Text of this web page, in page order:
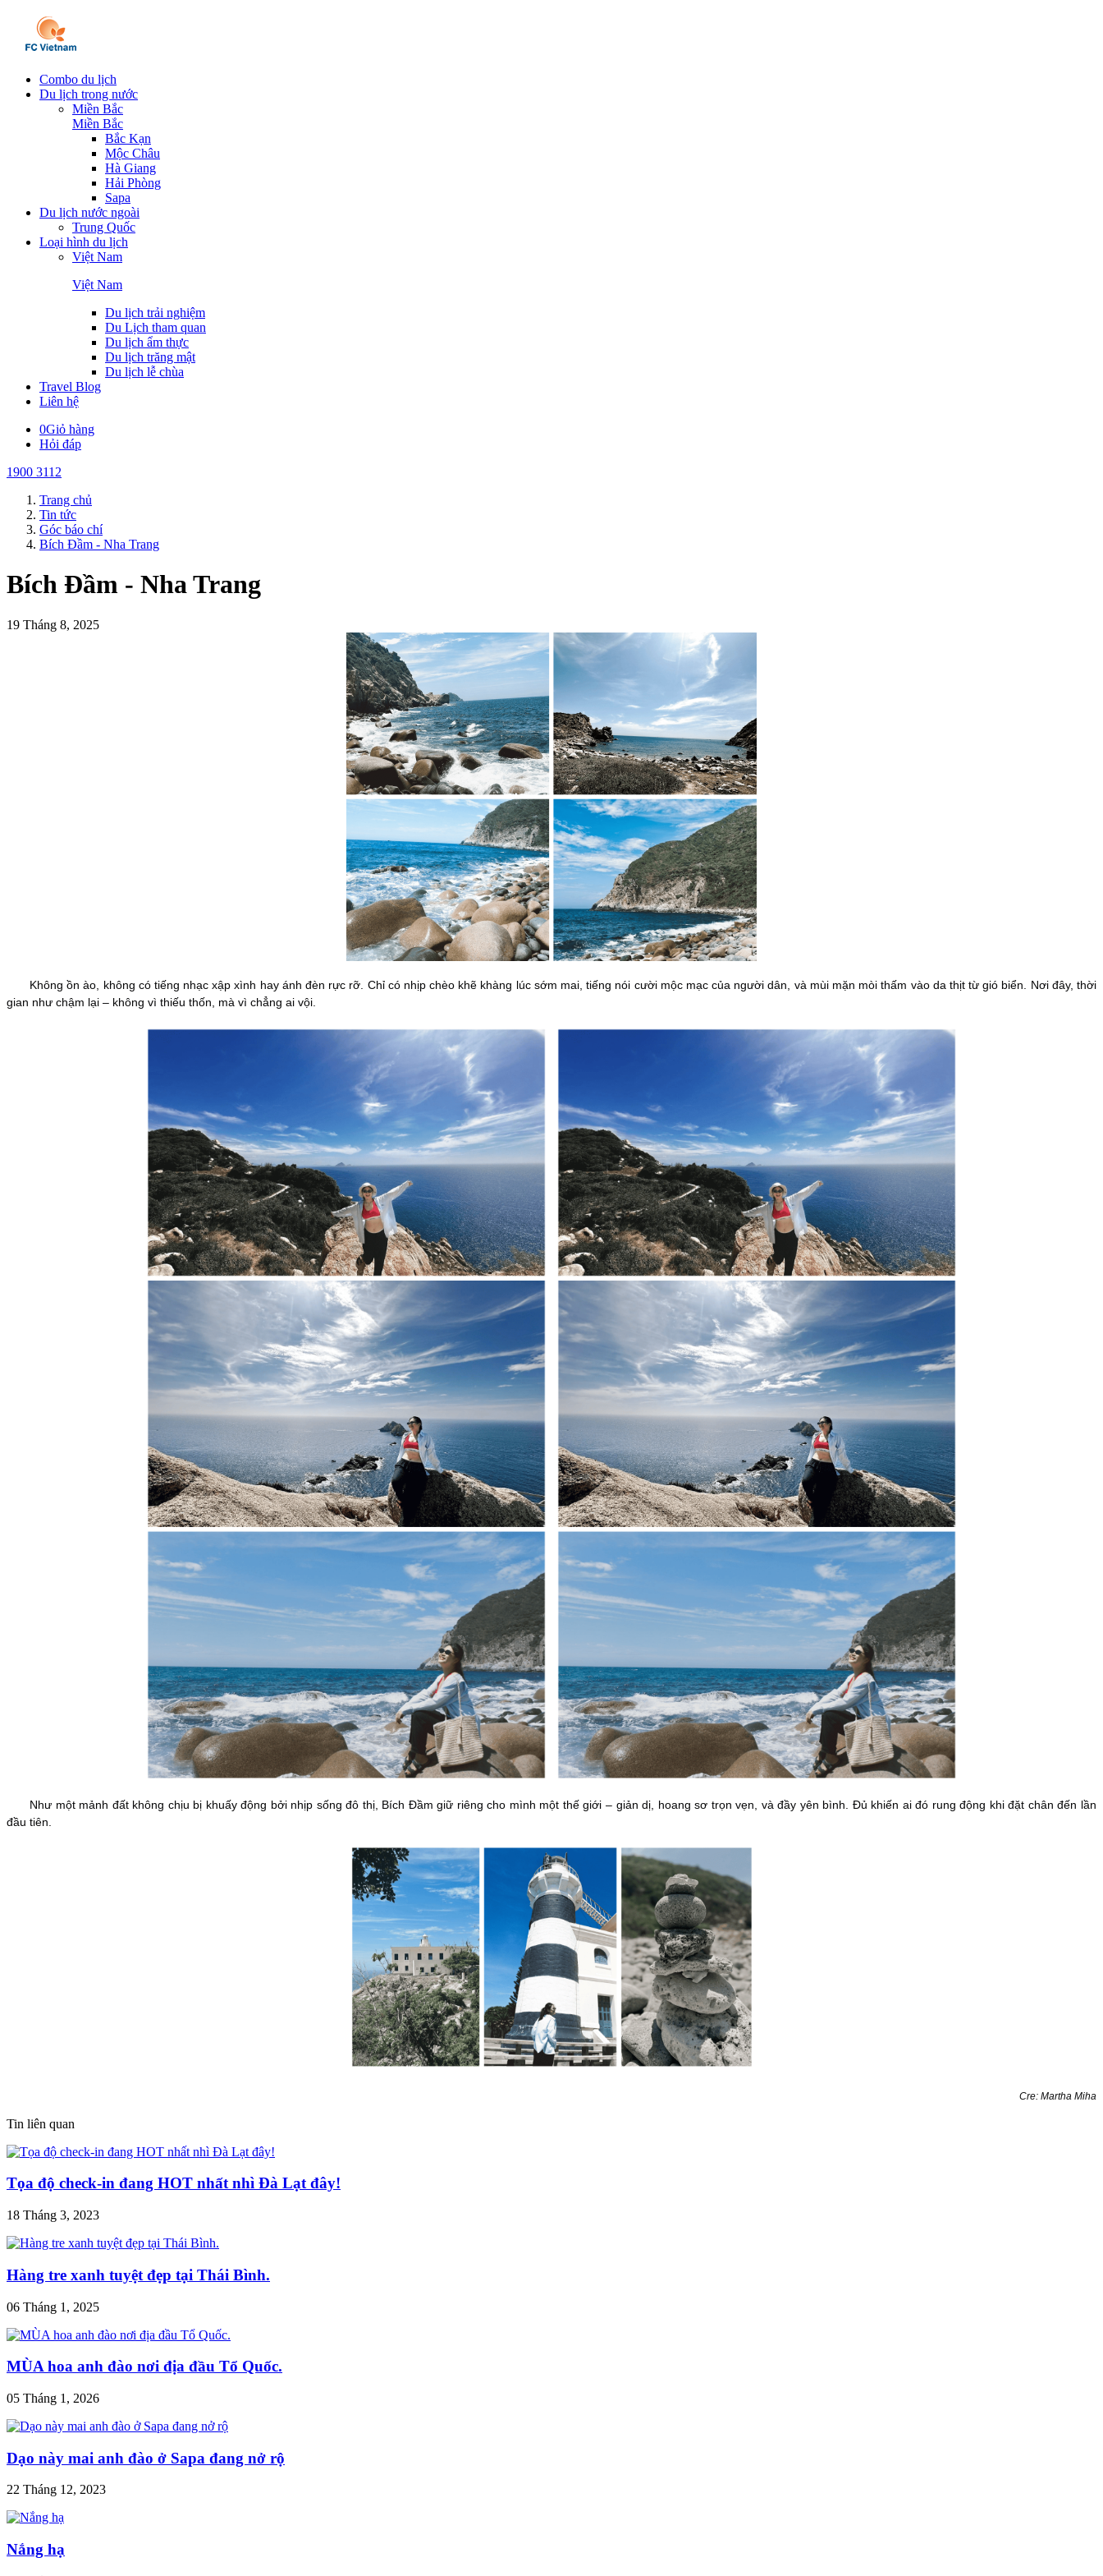
Combo du lịch
Du lịch trong nước
Miền Bắc
Miền Bắc
Bắc Kạn
Mộc Châu
Hà Giang
Hải Phòng
Sapa
Du lịch nước ngoài
Trung Quốc
Loại hình du lịch
Việt Nam
Việt Nam
Du lịch trải nghiệm
Du Lịch tham quan
Du lịch ẩm thực
Du lịch trăng mật
Du lịch lễ chùa
Travel Blog
Liên hệ
0Giỏ hàng
Hỏi đáp
1900 3112
Trang chủ
Tin tức
Góc báo chí
Bích Đầm - Nha Trang
Bích Đầm - Nha Trang
19 Tháng 8, 2025
Không ồn ào, không có tiếng nhạc xập xình hay ánh đèn rực rỡ. Chỉ có nhịp chèo khẽ khàng lúc sớm mai, tiếng nói cười mộc mạc của người dân, và mùi mặn mòi thấm vào da thịt từ gió biển. Nơi đây, thời
gian như chậm lại – không vì thiếu thốn, mà vì chẳng ai vội.
Như một mảnh đất không chịu bị khuấy động bởi nhịp sống đô thị, Bích Đầm giữ riêng cho mình một thế giới – giản dị, hoang sơ trọn vẹn, và đầy yên bình. Đủ khiến ai đó rung động khi đặt chân đến lần
đầu tiên.
Cre: Martha Miha
Tin liên quan
Tọa độ check-in đang HOT nhất nhì Đà Lạt đây!
18 Tháng 3, 2023
Hàng tre xanh tuyệt đẹp tại Thái Bình.
06 Tháng 1, 2025
MÙA hoa anh đào nơi địa đầu Tổ Quốc.
05 Tháng 1, 2026
Dạo này mai anh đào ở Sapa đang nở rộ
22 Tháng 12, 2023
Nắng hạ